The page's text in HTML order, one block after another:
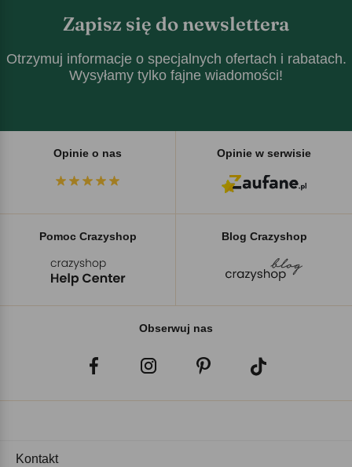
Zapisz się do newslettera
Otrzymuj informacje o specjalnych ofertach i rabatach.
Wysyłamy tylko fajne wiadomości!
Opinie o nas Opinie w serwisie
Pomoc Crazyshop Blog Crazyshop
Obserwuj nas
Kontakt